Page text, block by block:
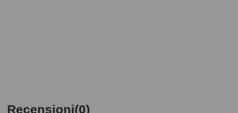
Recensioni(0)